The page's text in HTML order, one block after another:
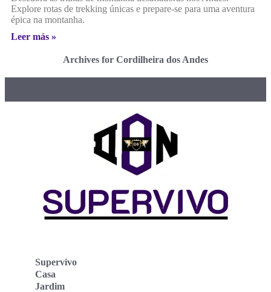
Explore rotas de trekking únicas e prepare-se para uma aventura
épica na montanha.
Leer más »
Archives for Cordilheira dos Andes
Supervivo
Casa
Jardim